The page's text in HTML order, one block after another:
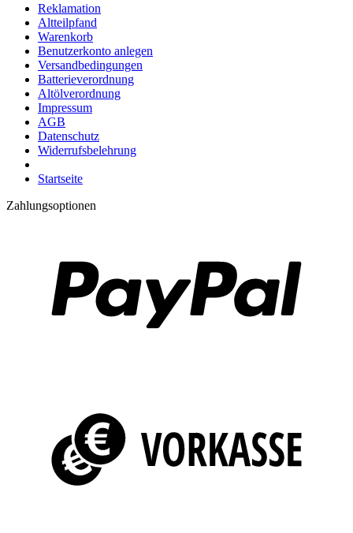
Reklamation
Altteilpfand
Warenkorb
Benutzerkonto anlegen
Versandbedingungen
Batterieverordnung
Altölverordnung
Impressum
AGB
Datenschutz
Widerrufsbelehrung
Startseite
Zahlungsoptionen